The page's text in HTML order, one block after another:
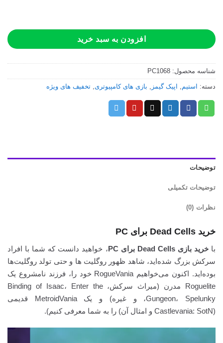
افزودن به سبد خرید
شناسه محصول: PC1068
دسته: استیم اپیک گیمز بازی های کامپیوتری تخفیف های ویژه
توضیحات
توضیحات تکمیلی
نظرات (0)
خرید Dead Cells برای PC
باخرید بازی Dead Cells برای PC
، خواهید دانست که شما با افراد
سرکش بزرگ شده‌اید، شاهد ظهور روگلیت ها و حتی تولد روگلیت‌ها
بوده‌اید. اکنون می‌خواهیم RogueVania خود را، فرزند نامشروع یک
Roguelite مدرن (میراث سرکش، Binding of Isaac، Enter the
Gungeon، Spelunky، و غیره) و یک MetroidVania قدیمی
(Castlevania: SotN و امثال آن) را به شما معرفی کنیم).